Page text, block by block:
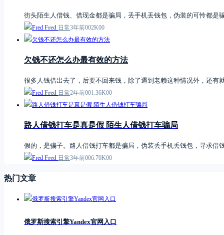
街头陌生人借钱、借现金都是骗局，丢手机丢钱包，伪装的可怜都
Fred 日常3年前002K00
欠钱不还怎么办最有效的方法
很多人钱借出去了，后要不回来钱，除了遇到老赖这种情况外，还
Fred 日常2年前001.36K00
路人借钱打车是真是假 陌生人借钱打车骗局
假的，是骗子。路人借钱打车都是骗局，伪装丢手机丢钱包，寻求
Fred 日常3年前006.70K00
热门文章
俄罗斯搜索引擎Yandex官网入口